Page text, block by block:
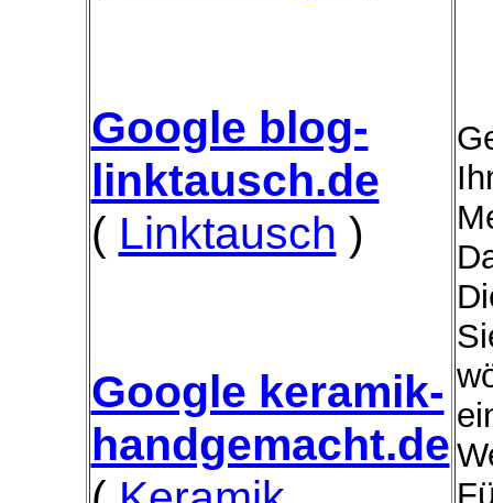
Google blog-
linktausch.de
( Linktausch )
Google keramik-
handgemacht.de